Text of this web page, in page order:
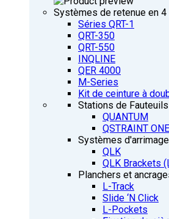
Systèmes de retenue en
Séries QRT-1
QRT-350
QRT-550
INQLINE
QER 4000
M-Series
Kit de ceinture à
Stations de
QUANTUM
QSTRAINT ONE
Systèmes d'arrimage
QLK
QLK Brackets
Planchers et
L-Track
Slide ‘N Click
L-Pockets